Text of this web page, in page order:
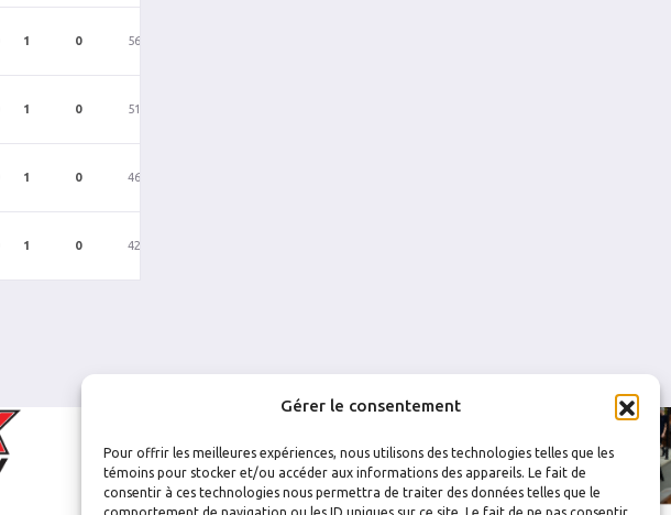
Gérer le consentement
Pour offrir les meilleures expériences, nous utilisons des technologies telles que les
témoins pour stocker et/ou accéder aux informations des appareils. Le fait de
consentir à ces technologies nous permettra de traiter des données telles que le
1 0 56
1 0 51
1 0 46
1 0 42